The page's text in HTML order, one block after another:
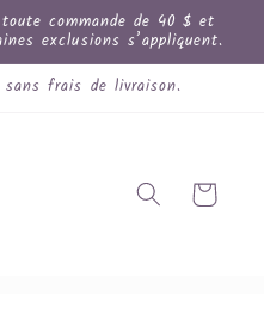
commande de 40 $ et
exclusions s’appliquent.
frais de livraison.
Panier